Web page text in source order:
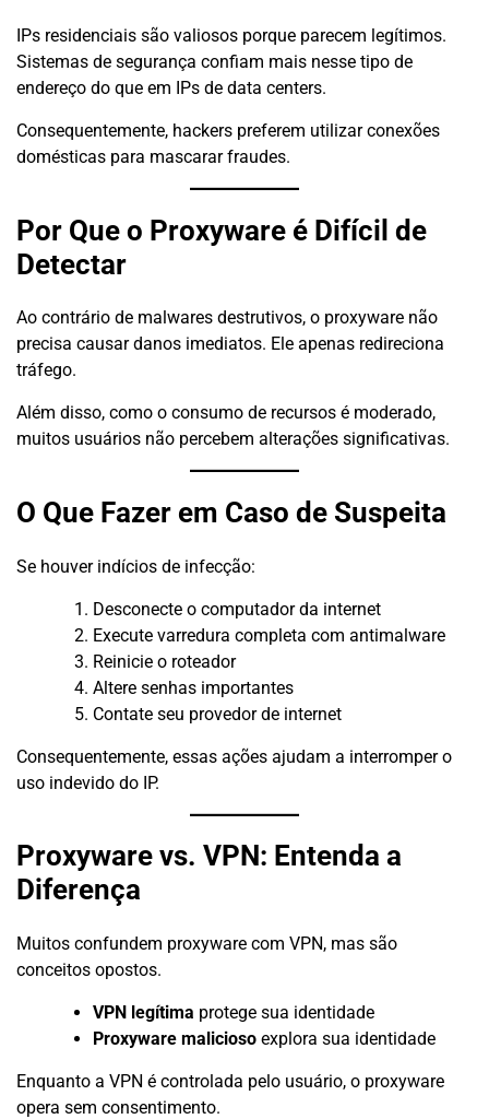
IPs residenciais são valiosos porque parecem legítimos.
Sistemas de segurança confiam mais nesse tipo de
endereço do que em IPs de data centers.
Consequentemente, hackers preferem utilizar conexões
domésticas para mascarar fraudes.
Por Que o Proxyware é Difícil de
Detectar
Ao contrário de malwares destrutivos, o proxyware não
precisa causar danos imediatos. Ele apenas redireciona
tráfego.
Além disso, como o consumo de recursos é moderado,
muitos usuários não percebem alterações significativas.
O Que Fazer em Caso de Suspeita
Se houver indícios de infecção:
Desconecte o computador da internet
Execute varredura completa com antimalware
Reinicie o roteador
Altere senhas importantes
Contate seu provedor de internet
Consequentemente, essas ações ajudam a interromper o
uso indevido do IP.
Proxyware vs. VPN: Entenda a
Diferença
Muitos confundem proxyware com VPN, mas são
conceitos opostos.
VPN legítima protege sua identidade
Proxyware malicioso explora sua identidade
Enquanto a VPN é controlada pelo usuário, o proxyware
opera sem consentimento.